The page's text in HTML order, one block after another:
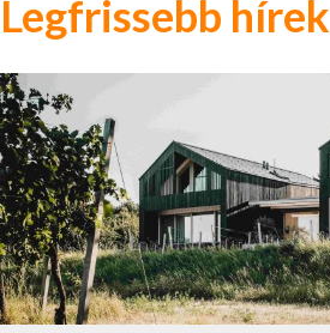
Legfrissebb hírek